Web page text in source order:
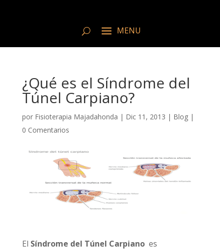
¿Qué es el Síndrome del
Túnel Carpiano?
por Fisioterapia Majadahonda | Dic 11, 2013 | Blog|
0 Comentarios
El Síndrome del Túnel Carpianoes